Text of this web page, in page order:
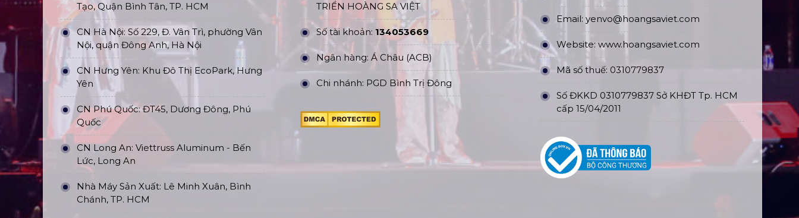
Tạo, Quận Bình Tân, TP. HCM
CN Hà Nội: Số 229, Đ. Vân Trì, phường Vân
Nội, quận Đông Anh, Hà Nội
CN Hưng Yên: Khu Đô Thị EcoPark, Hưng
Yên
CN Phú Quốc: ĐT45, Dương Đông, Phú
Quốc
CN Long An: Viettruss Aluminum - Bến
Lức, Long An
Nhà Máy Sản Xuất: Lê Minh Xuân, Bình
Chánh, TP. HCM
TRIỂN HOÀNG SA VIỆT
Số tài khoản: 134053669
Ngân hàng: Á Châu (ACB)
Chi nhánh: PGD Bình Trị Đông
Email: yenvo@hoangsaviet.com
Website: www.hoangsaviet.com
Mã số thuế: 0310779837
Số ĐKKD 0310779837 Sở KHĐT Tp. HCM
cấp 15/04/2011